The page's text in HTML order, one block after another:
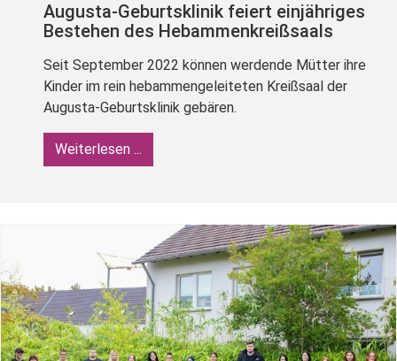
Augusta-Geburtsklinik feiert einjähriges
Bestehen des Hebammenkreißsaals
Seit September 2022 können werdende Mütter ihre
Kinder im rein hebammengeleiteten Kreißsaal der
Augusta-Geburtsklinik gebären.
Weiterlesen ...